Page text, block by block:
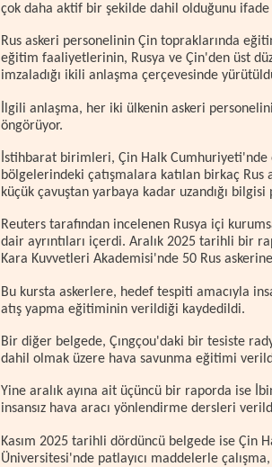
çok daha aktif bir şekilde dahil olduğunu
Rus askeri personelinin Çin topraklarında
eğitim faaliyetlerinin, Rusya ve Çin'den üst
imzaladığı ikili anlaşma çerçevesinde
İlgili anlaşma, her iki ülkenin askeri
öngörüyor.
İstihbarat birimleri, Çin Halk Cumhuriyeti'nde
bölgelerindeki çatışmalara katılan birkaç
küçük çavuştan yarbaya kadar uzandığı bilgisi
Reuters tarafından incelenen Rusya içi
dair ayrıntıları içerdi. Aralık 2025 tarihli bir
Kara Kuvvetleri Akademisi'nde 50 Rus
Bu kursta askerlere, hedef tespiti amacıyla
atış yapma eğitiminin verildiği kaydedildi.
Bir diğer belgede, Çıngçou'daki bir tesiste
dahil olmak üzere hava savunma eğitimi
Yine aralık ayına ait üçüncü bir raporda ise
insansız hava aracı yönlendirme dersleri
Kasım 2025 tarihli dördüncü belgede ise Çin
Üniversitesi'nde patlayıcı maddelerle